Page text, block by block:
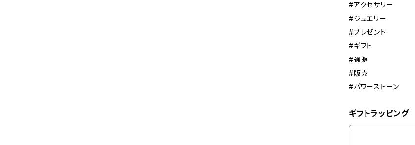
#アクセサリー
#ジュエリー
#プレゼント
#ギフト
#通販
#販売
#パワーストーン
ギフトラッピング